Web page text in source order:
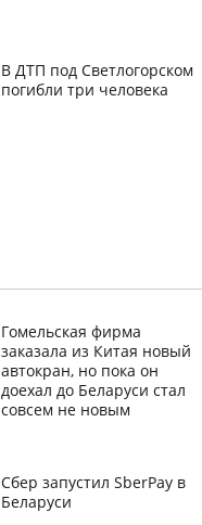
В ДТП под Светлогорском
погибли три человека
Гомельская фирма
заказала из Китая новый
автокран, но пока он
доехал до Беларуси стал
совсем не новым
Сбер запустил SberPay в
Беларуси